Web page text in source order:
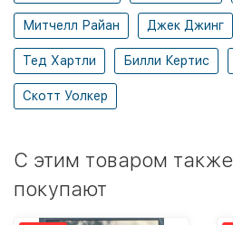
Митчелл Райан Джек Джинг
Тед Хартли Билли Кертис
Скотт Уолкер
C этим товаром также
покупают